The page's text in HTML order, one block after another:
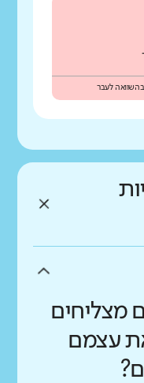
לעבר
מצליחים
עצמם